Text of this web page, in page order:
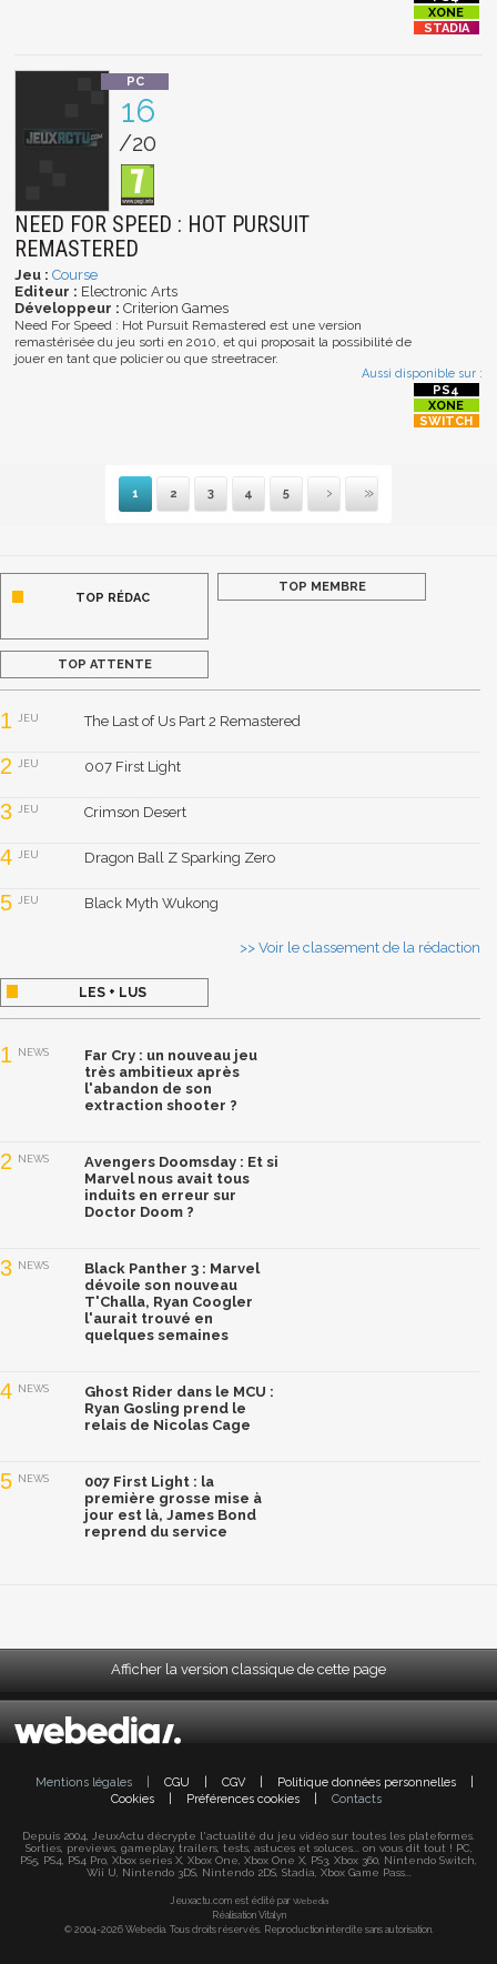
16
/20
NEED FOR SPEED : HOT PURSUIT
REMASTERED
Jeu : Course
Editeur : Electronic Arts
Développeur : Criterion Games
Need For Speed : Hot Pursuit Remastered est une version
remastérisée du jeu sorti en 2010, et qui proposait la possibilité de
jouer en tant que policier ou que streetracer.
Aussi disponible sur :
1 2 3 4 5
Suivante
Dernière
TOP RÉDAC
TOP MEMBRE
TOP ATTENTE
1 JEU The Last of Us Part 2 Remastered
2 JEU 007 First Light
3 JEU Crimson Desert
4 JEU Dragon Ball Z Sparking Zero
5 JEU Black Myth Wukong
>> Voir le classement de la rédaction
LES + LUS
1 NEWS
Far Cry : un nouveau jeu
très ambitieux après
l'abandon de son
extraction shooter ?
2 NEWS
Avengers Doomsday : Et si
Marvel nous avait tous
induits en erreur sur
Doctor Doom ?
3 NEWS
Black Panther 3 : Marvel
dévoile son nouveau
T'Challa, Ryan Coogler
l'aurait trouvé en
quelques semaines
4 NEWS
Ghost Rider dans le MCU :
Ryan Gosling prend le
relais de Nicolas Cage
5 NEWS
007 First Light : la
première grosse mise à
jour est là, James Bond
reprend du service
Afficher la version classique de cette page
Mentions légales CGU CGV Politique données personnelles
Cookies
Préférences cookies Contacts
Depuis 2004, JeuxActu décrypte l'actualité du jeu vidéo sur toutes les plateformes.
Sorties, previews, gameplay, trailers, tests, astuces et soluces... on vous dit tout ! PC,
PS5, PS4, PS4 Pro, Xbox series X, Xbox One, Xbox One X, PS3, Xbox 360, Nintendo Switch,
Wii U, Nintendo 3DS, Nintendo 2DS, Stadia, Xbox Game Pass...
Jeuxactu.com est édité par Webedia
Réalisation Vitalyn
© 2004-2026 Webedia. Tous droits réservés. Reproduction interdite sans autorisation.